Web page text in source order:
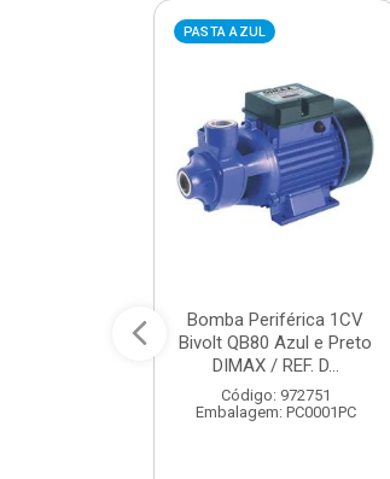
PASTA AZUL
Bomba Periférica 1CV
Bivolt QB80 Azul e Preto
DIMAX / REF. D...
Código: 972751
Embalagem: PC0001PC